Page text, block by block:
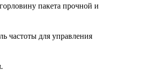
пакета прочной и
частоты для управления